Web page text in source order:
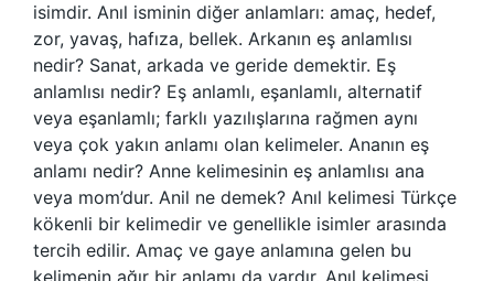
isimdir. Anıl isminin diğer anlamları: amaç, hedef,
zor, yavaş, hafıza, bellek. Arkanın eş anlamlısı
nedir? Sanat, arkada ve geride demektir. Eş
anlamlısı nedir? Eş anlamlı, eşanlamlı, alternatif
veya eşanlamlı; farklı yazılışlarına rağmen aynı
veya çok yakın anlamı olan kelimeler. Ananın eş
anlamı nedir? Anne kelimesinin eş anlamlısı ana
veya mom’dur. Anil ne demek? Anıl kelimesi Türkçe
kökenli bir kelimedir ve genellikle isimler arasında
tercih edilir. Amaç ve gaye anlamına gelen bu
kelimenin ağır bir anlamı da vardır. Anıl kelimesi